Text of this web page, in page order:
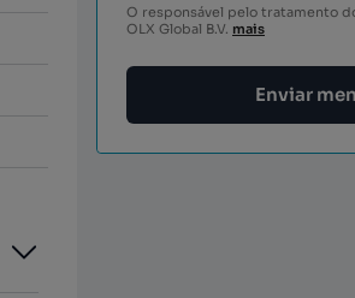
O responsável pelo tratamento
OLX Global B.V. mais
Enviar